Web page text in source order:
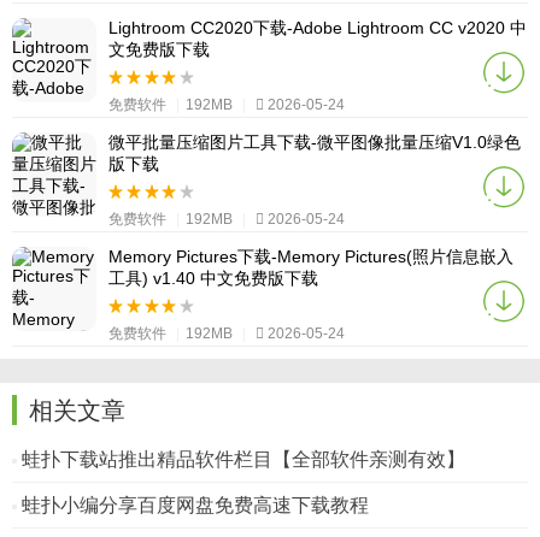
Lightroom CC2020下载-Adobe Lightroom CC v2020 中
文免费版下载
免费软件 192MB 2026-05-24
微平批量压缩图片工具下载-微平图像批量压缩V1.0绿色
版下载
免费软件 192MB 2026-05-24
Memory Pictures下载-Memory Pictures(照片信息嵌入
工具) v1.40 中文免费版下载
免费软件 192MB 2026-05-24
相关文章
蛙扑下载站推出精品软件栏目【全部软件亲测有效】
蛙扑小编分享百度网盘免费高速下载教程